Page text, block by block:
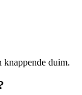
knappende duim.